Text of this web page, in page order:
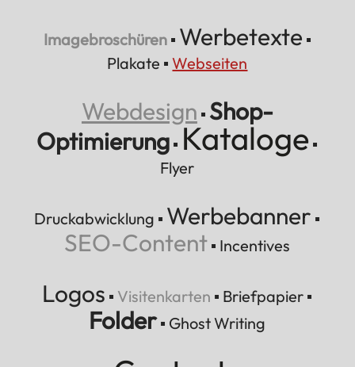
Imagebroschüren▪ Werbetexte ▪
Plakate ▪Webseiten
Webdesign ▪ Shop-
Optimierung ▪ Kataloge ▪
Flyer
Druckabwicklung ▪ Werbebanner ▪
SEO-Content ▪ Incentives
Logos ▪ Visitenkarten ▪ Briefpapier ▪
Folder▪ Ghost Writing